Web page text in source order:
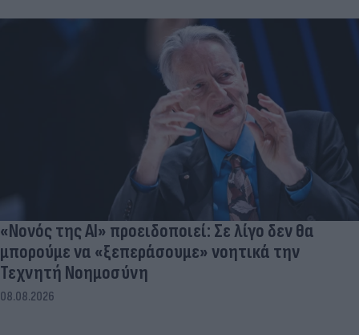
«Νονός της AI» προειδοποιεί: Σε λίγο δεν θα
μπορούμε να «ξεπεράσουμε» νοητικά την
Τεχνητή Νοημοσύνη
08.08.2026